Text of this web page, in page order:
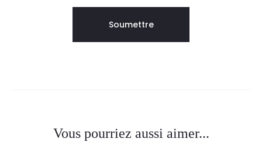
Vous pourriez aussi aimer...